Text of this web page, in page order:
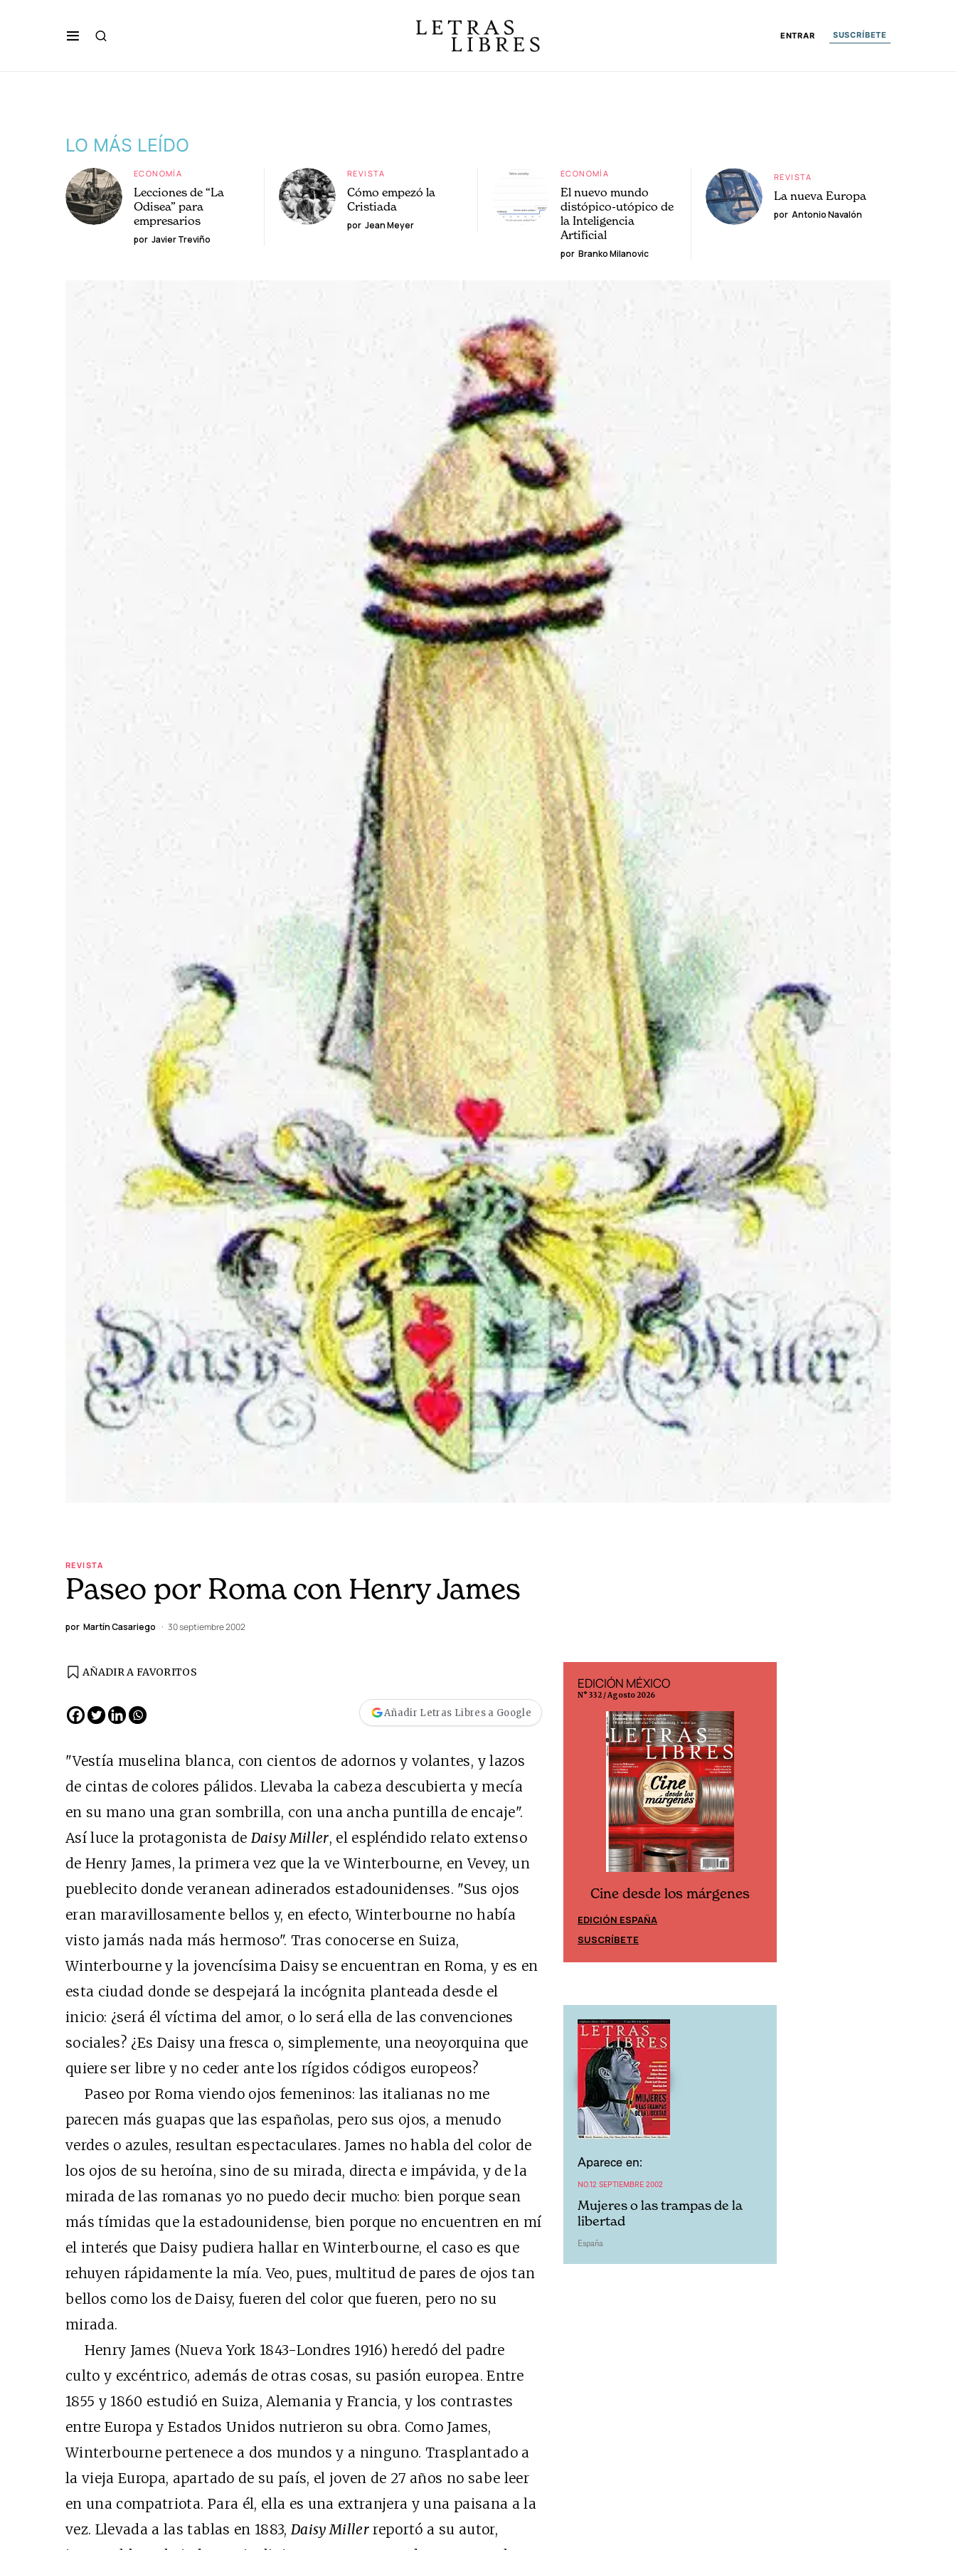
ENTRAR SUSCRÍBETE
LO MÁS LEÍDO
ECONOMÍA
Lecciones de “La
Odisea” para
empresarios
por Javier Treviño
REVISTA
Cómo empezó la
Cristiada
por Jean Meyer
ECONOMÍA
El nuevo mundo
distópico-utópico de
la Inteligencia
Artificial
por Branko Milanovic
REVISTA
La nueva Europa
por Antonio Navalón
REVISTA
Paseo por Roma con Henry James
por Martín Casariego 30 septiembre 2002
AÑADIR A FAVORITOS
Añadir Letras Libres a Google
"Vestía muselina blanca, con cientos de adornos y volantes, y lazos
de cintas de colores pálidos. Llevaba la cabeza descubierta y mecía
en su mano una gran sombrilla, con una ancha puntilla de encaje".
Así luce la protagonista de Daisy Miller, el espléndido relato extenso
de Henry James, la primera vez que la ve Winterbourne, en Vevey, un
pueblecito donde veranean adinerados estadounidenses. "Sus ojos
eran maravillosamente bellos y, en efecto, Winterbourne no había
visto jamás nada más hermoso". Tras conocerse en Suiza,
Winterbourne y la jovencísima Daisy se encuentran en Roma, y es en
esta ciudad donde se despejará la incógnita planteada desde el
inicio: ¿será él víctima del amor, o lo será ella de las convenciones
sociales? ¿Es Daisy una fresca o, simplemente, una neoyorquina que
quiere ser libre y no ceder ante los rígidos códigos europeos?
Paseo por Roma viendo ojos femeninos: las italianas no me
parecen más guapas que las españolas, pero sus ojos, a menudo
verdes o azules, resultan espectaculares. James no habla del color de
los ojos de su heroína, sino de su mirada, directa e impávida, y de la
mirada de las romanas yo no puedo decir mucho: bien porque sean
más tímidas que la estadounidense, bien porque no encuentren en mí
el interés que Daisy pudiera hallar en Winterbourne, el caso es que
rehuyen rápidamente la mía. Veo, pues, multitud de pares de ojos tan
bellos como los de Daisy, fueren del color que fueren, pero no su
mirada.
Henry James (Nueva York 1843-Londres 1916) heredó del padre
culto y excéntrico, además de otras cosas, su pasión europea. Entre
1855 y 1860 estudió en Suiza, Alemania y Francia, y los contrastes
entre Europa y Estados Unidos nutrieron su obra. Como James,
Winterbourne pertenece a dos mundos y a ninguno. Trasplantado a
la vieja Europa, apartado de su país, el joven de 27 años no sabe leer
en una compatriota. Para él, ella es una extranjera y una paisana a la
vez. Llevada a las tablas en 1883, Daisy Miller reportó a su autor,
Cine desde los márgenes
EDICIÓN MÉXICO
SUSCRÍBETE
EDICIÓN MÉXICO
N° 332 / Agosto 2026
Cine desde los márgenes
EDICIÓN ESPAÑA
SUSCRÍBETE
Aparece en:
NO.12 SEPTIEMBRE 2002
Mujeres o las trampas de la
libertad
España